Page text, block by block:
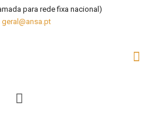
para rede fixa nacional)
geral@ansa.pt